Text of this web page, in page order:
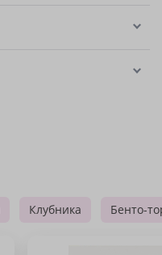
Клубника Бенто-